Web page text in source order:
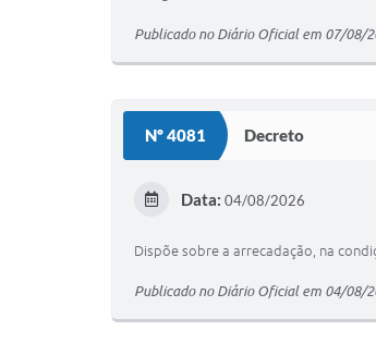
Publicado no Diário Oficial em 07/08/
Nº 4081 Decreto
Data: 04/08/2026
Dispõe sobre a arrecadação, na
Publicado no Diário Oficial em 04/08/